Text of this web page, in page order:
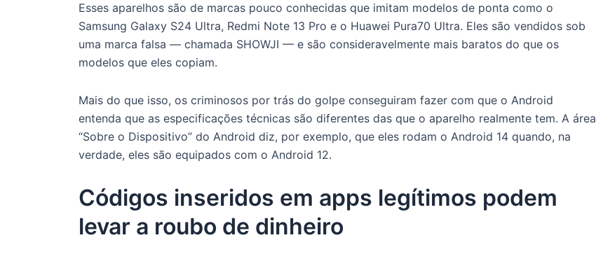
Esses aparelhos são de marcas pouco conhecidas que imitam modelos de ponta como o
Samsung Galaxy S24 Ultra, Redmi Note 13 Pro e o Huawei Pura70 Ultra. Eles são vendidos sob
uma marca falsa — chamada SHOWJI — e são consideravelmente mais baratos do que os
modelos que eles copiam.
Mais do que isso, os criminosos por trás do golpe conseguiram fazer com que o Android
entenda que as especificações técnicas são diferentes das que o aparelho realmente tem. A área
“Sobre o Dispositivo” do Android diz, por exemplo, que eles rodam o Android 14 quando, na
verdade, eles são equipados com o Android 12.
Códigos inseridos em apps legítimos podem
levar a roubo de dinheiro